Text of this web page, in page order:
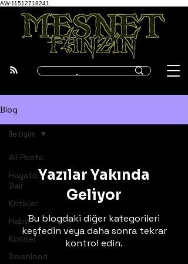
AW-11512718241
Blog
All Posts
Hayata
Dair
Kritikler
Haber
Konser
Download
İletişim
Yazılar Yakında
Geliyor
Bu blogdaki diğer kategorileri
keşfedin veya daha sonra tekrar
kontrol edin.